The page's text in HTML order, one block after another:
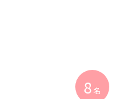
8 名